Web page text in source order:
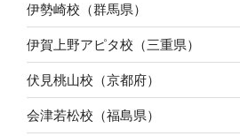
伊勢崎校（群馬県）
伊賀上野アピタ校（三重県）
伏見桃山校（京都府）
会津若松校（福島県）